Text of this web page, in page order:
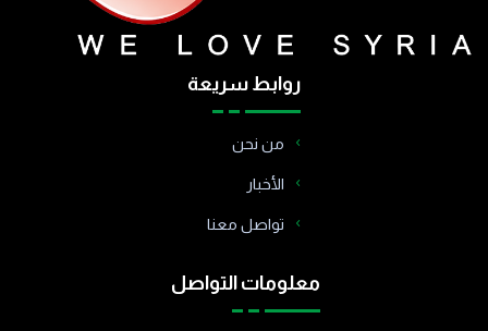
روابط سريعة
من نحن
الأخبار
تواصل معنا
معلومات التواصل